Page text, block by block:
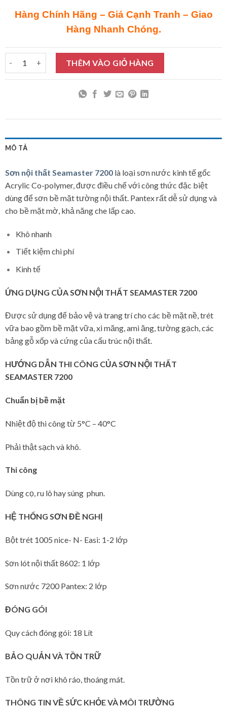
Hàng Chính Hãng – Giá Cạnh Tranh – Giao
Hàng Nhanh Chóng.
Sơn nội thất Seamaster 7200 18L số lượng
THÊM VÀO GIỎ HÀNG
MÔ TẢ
Sơn nội thất Seamaster 7200là loại sơn nước kinh tế gốc
Acrylic Co-polymer, được điều chế với công thức đặc biệt
dùng để sơn bề mặt tường nội thất. Pantex rất dễ sử dụng và
cho bề mặt mờ, khả năng che lấp cao.
Khô nhanh
Tiết kiệm chi phí
Kinh tế
ỨNG DỤNG CỦA SƠN NỘI THẤT SEAMASTER 7200
Được sử dụng để bảo vệ và trang trí cho các bề mặt nề, trét
vữa bao gồm bề mặt vữa, xi măng, ami ăng, tường gạch, các
bảng gỗ xốp và cứng của cấu trúc nội thất.
HƯỚNG DẪN THI CÔNG CỦA SƠN NỘI THẤT
SEAMASTER 7200
Chuẩn bị bề mặt
Nhiệt độ thi công từ 5°C – 40°C
Phải thật sạch và khô.
Thi công
Dùng cọ, ru lô hay súng phun.
HỆ THỐNG SƠN ĐỀ NGHỊ
Bột trét 1005 nice- N- Easi: 1-2 lớp
Sơn lót nội thất 8602: 1 lớp
Sơn nước 7200 Pantex: 2 lớp
ĐÓNG GÓI
Quy cách đóng gói: 18 Lít
BẢO QUẢN VÀ TỒN TRỮ
Tồn trữ ở nơi khô ráo, thoáng mát.
THÔNG TIN VỀ SỨC KHỎE VÀ MÔI TRƯỜNG